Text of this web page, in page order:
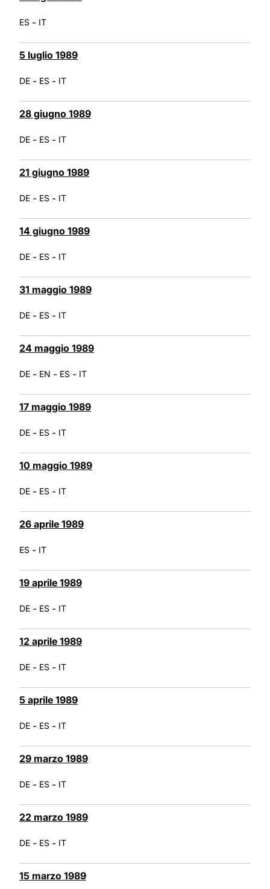
ES - IT
5 luglio 1989
DE - ES - IT
28 giugno 1989
DE - ES - IT
21 giugno 1989
DE - ES - IT
14 giugno 1989
DE - ES - IT
31 maggio 1989
DE - ES - IT
24 maggio 1989
DE - EN - ES - IT
17 maggio 1989
DE - ES - IT
10 maggio 1989
DE - ES - IT
26 aprile 1989
ES - IT
19 aprile 1989
DE - ES - IT
12 aprile 1989
DE - ES - IT
5 aprile 1989
DE - ES - IT
29 marzo 1989
DE - ES - IT
22 marzo 1989
DE - ES - IT
15 marzo 1989